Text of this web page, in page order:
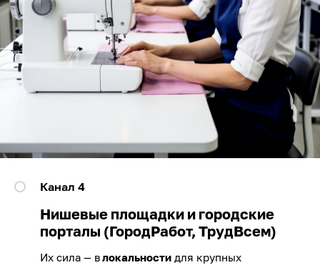
Канал 4
Нишевые площадки и городские
порталы (ГородРабот, ТрудВсем)
Их сила — влокальности для крупных